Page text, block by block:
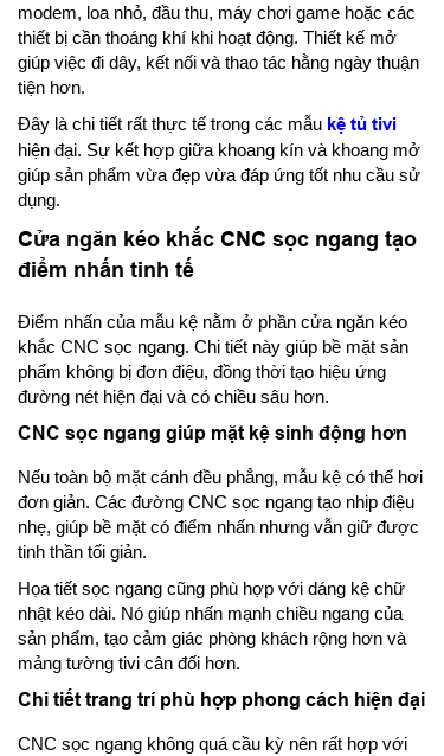
modem, loa nhỏ, đầu thu, máy chơi game hoặc các
thiết bị cần thoáng khí khi hoạt động. Thiết kế mở
giúp việc đi dây, kết nối và thao tác hằng ngày thuận
tiện hơn.
Đây là chi tiết rất thực tế trong các mẫu kệ tủ tivi
hiện đại. Sự kết hợp giữa khoang kín và khoang mở
giúp sản phẩm vừa đẹp vừa đáp ứng tốt nhu cầu sử
dụng.
Cửa ngăn kéo khắc CNC sọc ngang tạo
điểm nhấn tinh tế
Điểm nhấn của mẫu kệ nằm ở phần cửa ngăn kéo
khắc CNC sọc ngang. Chi tiết này giúp bề mặt sản
phẩm không bị đơn điệu, đồng thời tạo hiệu ứng
đường nét hiện đại và có chiều sâu hơn.
CNC sọc ngang giúp mặt kệ sinh động hơn
Nếu toàn bộ mặt cánh đều phẳng, mẫu kệ có thể hơi
đơn giản. Các đường CNC sọc ngang tạo nhịp điệu
nhẹ, giúp bề mặt có điểm nhấn nhưng vẫn giữ được
tinh thần tối giản.
Họa tiết sọc ngang cũng phù hợp với dáng kệ chữ
nhật kéo dài. Nó giúp nhấn mạnh chiều ngang của
sản phẩm, tạo cảm giác phòng khách rộng hơn và
mảng tường tivi cân đối hơn.
Chi tiết trang trí phù hợp phong cách hiện đại
CNC sọc ngang không quá cầu kỳ nên rất hợp với